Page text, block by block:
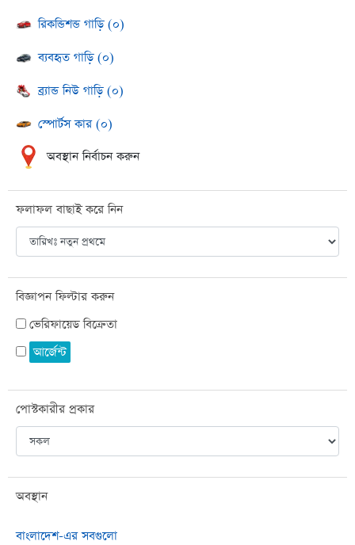
রিকন্ডিশন্ড গাড়ি (০)
ব্যবহৃত গাড়ি (০)
ব্র্যান্ড নিউ গাড়ি (০)
স্পোর্টস কার (০)
অবস্থান নির্বাচন করুন
ফলাফল বাছাই করে নিন
বিজ্ঞাপন ফিল্টার করুন
ভেরিফায়েড বিক্রেতা
আর্জেন্ট
পোস্টকারীর প্রকার
অবস্থান
বাংলাদেশ-এর সবগুলো